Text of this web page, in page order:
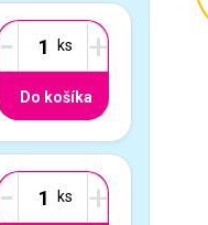
- +
Do košíka
- +